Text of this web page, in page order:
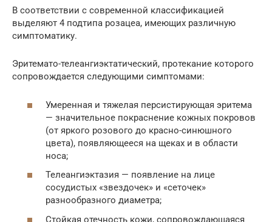
В соответствии с современной классификацией
выделяют 4 подтипа розацеа, имеющих различную
симптоматику.
Эритемато-телеангиэктатический, протекание которого
сопровождается следующими симптомами:
Умеренная и тяжелая персистирующая эритема
— значительное покраснение кожных покровов
(от яркого розового до красно-синюшного
цвета), появляющееся на щеках и в области
носа;
Телеангиэктазия — появление на лице
сосудистых «звездочек» и «сеточек»
разнообразного диаметра;
Стойкая отечность кожи, сопровождающаяся